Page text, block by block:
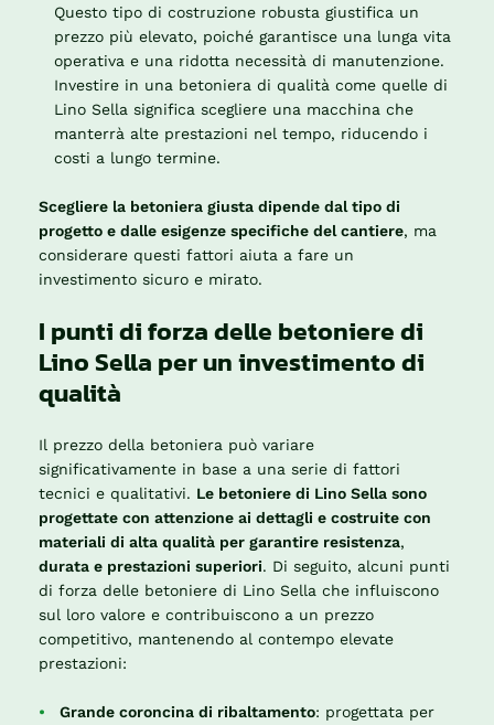
Questo tipo di costruzione robusta giustifica un
prezzo più elevato, poiché garantisce una lunga vita
operativa e una ridotta necessità di manutenzione.
Investire in una betoniera di qualità come quelle di
Lino Sella significa scegliere una macchina che
manterrà alte prestazioni nel tempo, riducendo i
costi a lungo termine.
Scegliere la betoniera giusta dipende dal tipo di
progetto e dalle esigenze specifiche del cantiere, ma
considerare questi fattori aiuta a fare un
investimento sicuro e mirato.
I punti di forza delle betoniere di
Lino Sella per un investimento di
qualità
Il prezzo della betoniera può variare
significativamente in base a una serie di fattori
tecnici e qualitativi. Le betoniere di Lino Sella sono
progettate con attenzione ai dettagli e costruite con
materiali di alta qualità per garantire resistenza,
durata e prestazioni superiori. Di seguito, alcuni punti
di forza delle betoniere di Lino Sella che influiscono
sul loro valore e contribuiscono a un prezzo
competitivo, mantenendo al contempo elevate
prestazioni:
Grande coroncina di ribaltamento: progettata per